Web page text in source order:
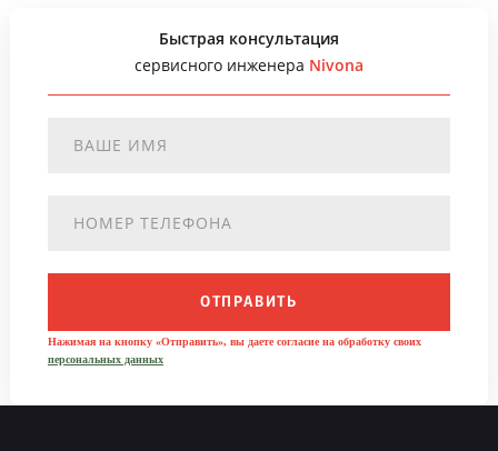
Быстрая консультация
сервисного инженера Nivona
ОТПРАВИТЬ
Нажимая на кнопку «Отправить», вы даете согласие на обработку своих
персональных данных